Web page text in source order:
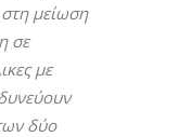
μείωση
σε
με
δύο